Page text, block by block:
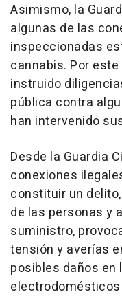
Asimismo, la
algunas de las
inspeccionadas
cannabis. Por
instruido
pública contra
han intervenido
Desde la Guardia
conexiones
constituir un
de las personas y
suministro,
tensión y averías
posibles daños